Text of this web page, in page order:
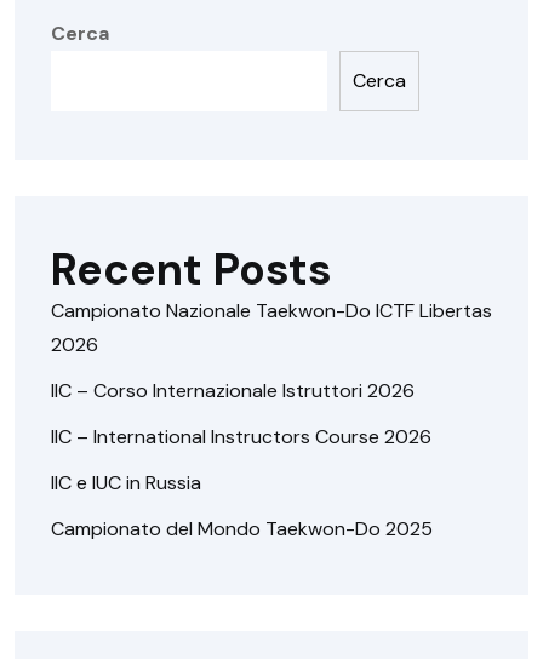
Cerca
Cerca
Recent Posts
Campionato Nazionale Taekwon-Do ICTF Libertas
2026
IIC – Corso Internazionale Istruttori 2026
IIC – International Instructors Course 2026
IIC e IUC in Russia
Campionato del Mondo Taekwon-Do 2025